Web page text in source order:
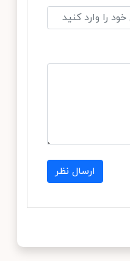
ارسال نظر